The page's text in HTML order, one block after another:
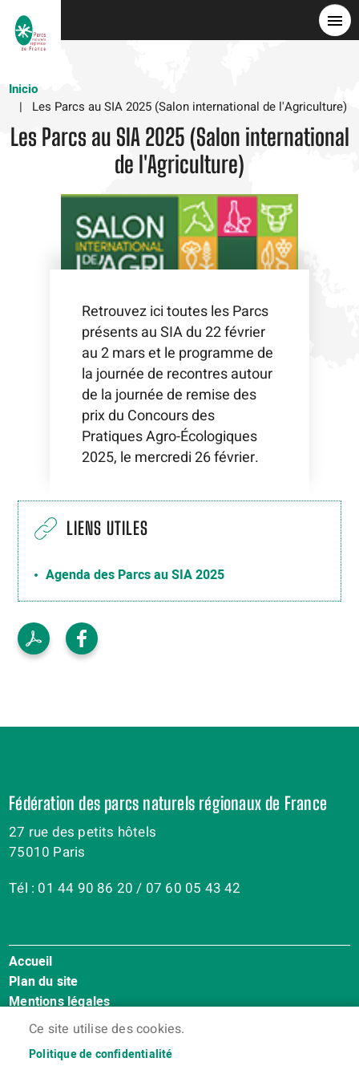
Inicio
Les Parcs au SIA 2025 (Salon international de l'Agriculture)
Les Parcs au SIA 2025 (Salon international
de l'Agriculture)
Retrouvez ici toutes les Parcs
présents au SIA du 22 février
au 2 mars et le programme de
la journée de recontres autour
de la journée de remise des
prix du Concours des
Pratiques Agro-Écologiques
2025, le mercredi 26 février.
LIENS UTILES
Agenda des Parcs au SIA 2025
Ce site utilise des cookies.
Politique de confidentialité
Fédération des parcs naturels régionaux de France
27 rue des petits hôtels
75010 Paris
Tél : 01 44 90 86 20 / 07 60 05 43 42
Menu
Pied
de
page
Accueil
Plan du site
Mentions légales
Accessibilité : Non conforme
Contact